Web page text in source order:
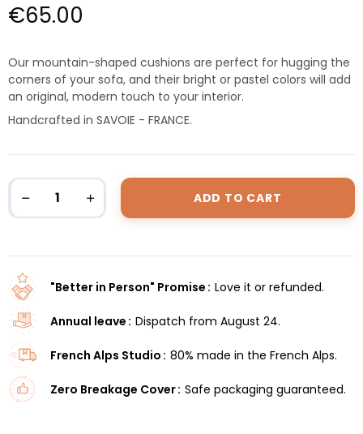
€65.00
Our mountain-shaped cushions are perfect for hugging the
corners of your sofa, and their bright or pastel colors will add
an original, modern touch to your interior.
Handcrafted in SAVOIE - FRANCE.
ADD TO CART
"Better in Person" Promise Love it or refunded.
Annual leave Dispatch from August 24.
French Alps Studio 80% made in the French Alps.
Zero Breakage Cover Safe packaging guaranteed.